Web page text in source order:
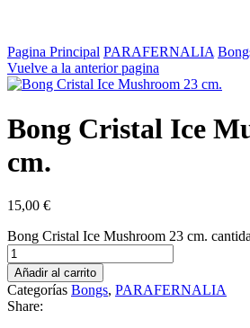
Pagina Principal PARAFERNALIA
Vuelve a la anterior pagina
Bong Cristal Ice
cm.
15,00 €
Bong Cristal Ice Mushroom 23 cm.
Añadir al carrito
Categorías Bongs, PARAFERNALIA
Share: